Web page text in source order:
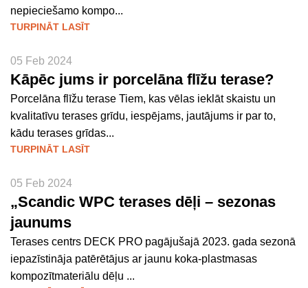
nepieciešamo kompo...
TURPINĀT LASĪT
05 Feb 2024
Kāpēc jums ir porcelāna flīžu terase?
Porcelāna flīžu terase Tiem, kas vēlas ieklāt skaistu un
kvalitatīvu terases grīdu, iespējams, jautājums ir par to,
kādu terases grīdas...
TURPINĀT LASĪT
05 Feb 2024
„Scandic WPC terases dēļi – sezonas
jaunums
Terases centrs DECK PRO pagājušajā 2023. gada sezonā
iepazīstināja patērētājus ar jaunu koka-plastmasas
kompozītmateriālu dēļu ...